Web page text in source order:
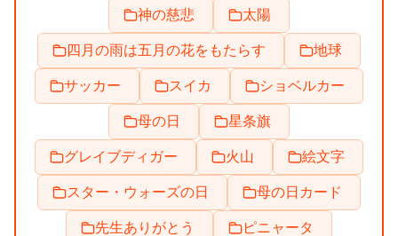
神の慈悲
太陽
四月の雨は五月の花をもたらす
地球
サッカー
スイカ
ショベルカー
母の日
星条旗
グレイブディガー
火山
絵文字
スター・ウォーズの日
母の日カード
先生ありがとう
ピニャータ